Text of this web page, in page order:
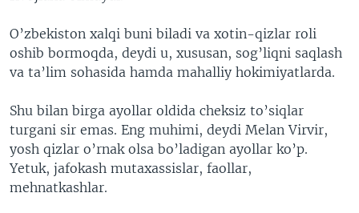
O’zbekiston xalqi buni biladi va xotin-qizlar roli
oshib bormoqda, deydi u, xususan, sog’liqni saqlash
va ta’lim sohasida hamda mahalliy hokimiyatlarda.
Shu bilan birga ayollar oldida cheksiz to’siqlar
turgani sir emas. Eng muhimi, deydi Melan Virvir,
yosh qizlar o’rnak olsa bo’ladigan ayollar ko’p.
Yetuk, jafokash mutaxassislar, faollar,
mehnatkashlar.